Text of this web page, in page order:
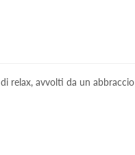
relax, avvolti da un abbraccio